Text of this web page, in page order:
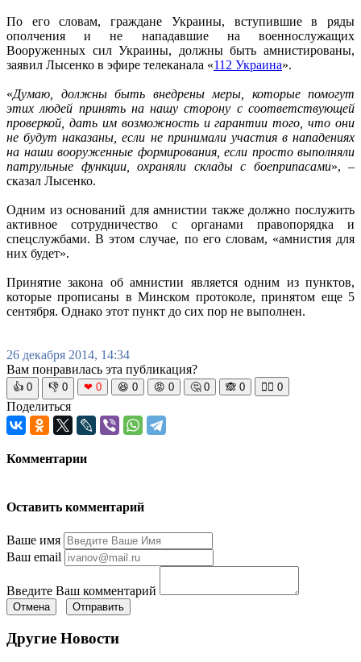
По его словам, граждане Украины, вступившие в ряды
ополчения и не нападавшие на военнослужащих
Вооруженных сил Украины, должны быть амнистированы,
заявил Лысенко в эфире телеканала «112 Украина».
«Думаю, должны быть внедрены меры, которые помогут
этих людей принять на нашу сторону с соответствующей
проверкой, дать им возможность и гарантии того, что они
не будут наказаны, если не принимали участия в нападениях
на наши вооруженные формирования, если просто выполняли
патрульные функции, охраняли склады с боеприпасами», –
сказал Лысенко.
Одним из оснований для амнистии также должно послужить
активное сотрудничество с органами правопорядка и
спецслужбами. В этом случае, по его словам, «амнистия для
них будет».
Принятие закона об амнистии является одним из пунктов,
которые прописаны в Минском протоколе, принятом еще 5
сентября. Однако этот пункт до сих пор не выполнен.
26 декабря 2014, 14:34
Вам понравилась эта публикация?
👍 0 👎 0 ❤ 0 😆 0 😡 0 🤔 0 🙈 0 🧘‍♀️ 0
Поделиться
Комментарии
Оставить комментарий
Ваше имя
Ваш email
Введите Ваш комментарий
Отмена Отправить
Другие Новости